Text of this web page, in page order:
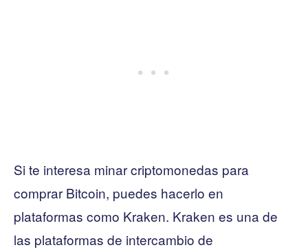
Si te interesa minar criptomonedas para
comprar Bitcoin, puedes hacerlo en
plataformas como Kraken. Kraken es una de
las plataformas de intercambio de